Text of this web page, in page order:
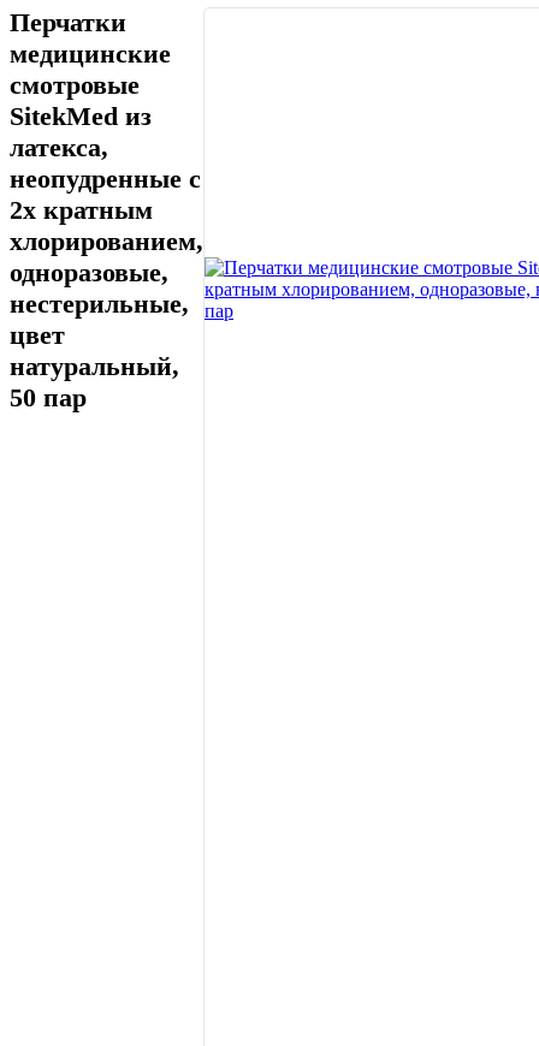
Перчатки
медицинские
смотровые
SitekMed из
латекса,
неопудренные с
2х кратным
хлорированием,
одноразовые,
нестерильные,
цвет
натуральный,
50 пар